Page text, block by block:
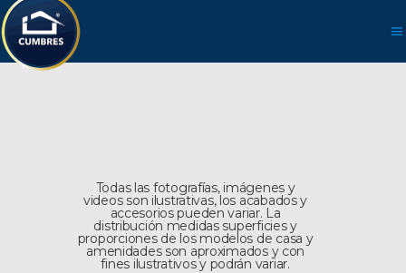
Todas las fotografías, imágenes y
videos son ilustrativas, los acabados y
accesorios pueden variar. La
distribución medidas superficies y
proporciones de los modelos de casa y
amenidades son aproximados y con
fines ilustrativos y podrán variar.